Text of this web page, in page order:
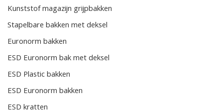
Kunststof magazijn grijpbakken
Stapelbare bakken met deksel
Euronorm bakken
ESD Euronorm bak met deksel
ESD Plastic bakken
ESD Euronorm bakken